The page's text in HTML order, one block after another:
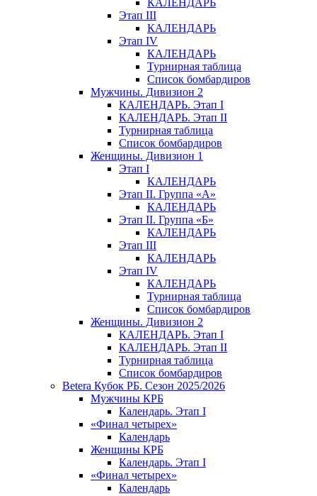
КАЛЕНДАРЬ
Этап III
КАЛЕНДАРЬ
Этап IV
КАЛЕНДАРЬ
Турнирная таблица
Список бомбардиров
Мужчины. Дивизион 2
КАЛЕНДАРЬ. Этап I
КАЛЕНДАРЬ. Этап II
Турнирная таблица
Список бомбардиров
Женщины. Дивизион 1
Этап I
КАЛЕНДАРЬ
Этап II. Группа «А»
КАЛЕНДАРЬ
Этап II. Группа «Б»
КАЛЕНДАРЬ
Этап III
КАЛЕНДАРЬ
Этап IV
КАЛЕНДАРЬ
Турнирная таблица
Список бомбардиров
Женщины. Дивизион 2
КАЛЕНДАРЬ. Этап I
КАЛЕНДАРЬ. Этап II
Турнирная таблица
Список бомбардиров
Betera Кубок РБ. Сезон 2025/2026
Мужчины КРБ
Календарь. Этап I
«Финал четырех»
Календарь
Женщины КРБ
Календарь. Этап I
«Финал четырех»
Календарь